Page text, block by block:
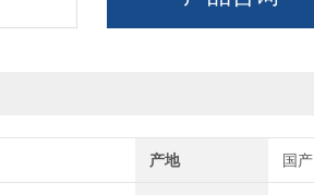
产地 国产